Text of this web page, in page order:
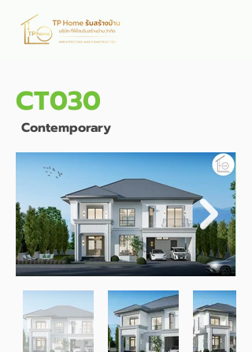
CT030
Contemporary